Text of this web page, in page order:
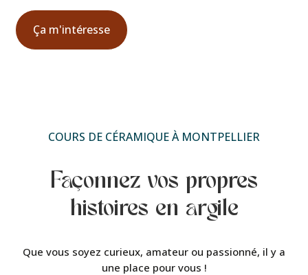
Ça m'intéresse
COURS DE CÉRAMIQUE À MONTPELLIER
Façonnez vos propres
histoires en argile
Que vous soyez curieux, amateur ou passionné, il y a
une place pour vous !